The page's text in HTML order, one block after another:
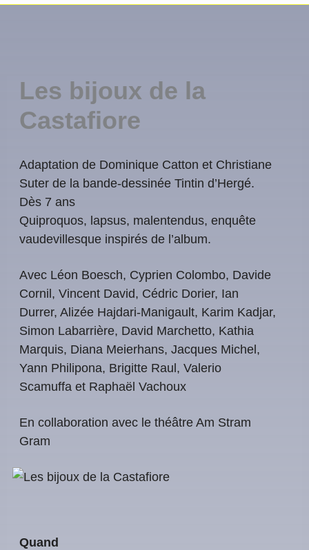
Les bijoux de la
Castafiore
Adaptation de Dominique Catton et Christiane
Suter de la bande-dessinée Tintin d’Hergé.
Dès 7 ans
Quiproquos, lapsus, malentendus, enquête
vaudevillesque inspirés de l’album.
Avec Léon Boesch, Cyprien Colombo, Davide
Cornil, Vincent David, Cédric Dorier, Ian
Durrer, Alizée Hajdari-Manigault, Karim Kadjar,
Simon Labarrière, David Marchetto, Kathia
Marquis, Diana Meierhans, Jacques Michel,
Yann Philipona, Brigitte Raul, Valerio
Scamuffa et Raphaël Vachoux
En collaboration avec le théâtre Am Stram
Gram
Quand